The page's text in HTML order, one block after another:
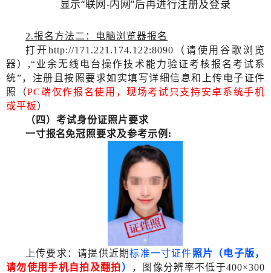
显示“联网-内网”后再进行注册及登录
2.报名方法二：电脑浏览器报名
打开http://171.221.174.122:8090（请使用谷歌浏览
器）,“业余无线电台操作技术能力验证考核报名考试系
统”， 注册且按照要求如实填写详细信息和上传电子证件
照（PC端仅作报名使用，现场考试只支持安卓系统手机
或平板）
（四）考试身份证照片要求
一寸报名免冠照要求及参考示例 :
上传要求：请提供近期标准一寸证件照片（电子版，
请勿使用手机自拍及翻拍 ）
，图像分辨率不低于400×300